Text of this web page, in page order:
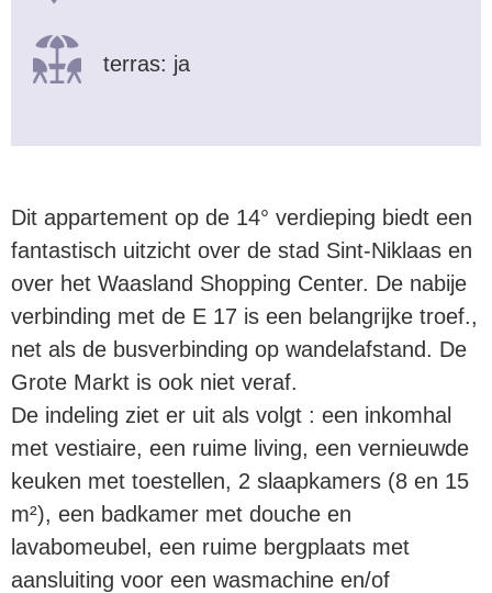
terras: ja
Dit appartement op de 14° verdieping biedt een
fantastisch uitzicht over de stad Sint-Niklaas en
over het Waasland Shopping Center. De nabije
verbinding met de E 17 is een belangrijke troef.,
net als de busverbinding op wandelafstand. De
Grote Markt is ook niet veraf.
De indeling ziet er uit als volgt : een inkomhal
met vestiaire, een ruime living, een vernieuwde
keuken met toestellen, 2 slaapkamers (8 en 15
m²), een badkamer met douche en
lavabomeubel, een ruime bergplaats met
aansluiting voor een wasmachine en/of